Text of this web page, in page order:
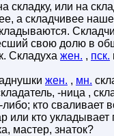
складку, или на
а складчивее
свою долю в
Складуха жен. , пск.
жен. , мн.
-ница ,
кто сваливает
или кто укладывает
мастер, знаток?